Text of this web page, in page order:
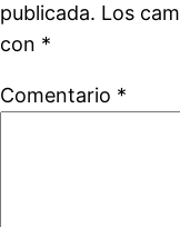
publicada. Los
con *
Comentario *